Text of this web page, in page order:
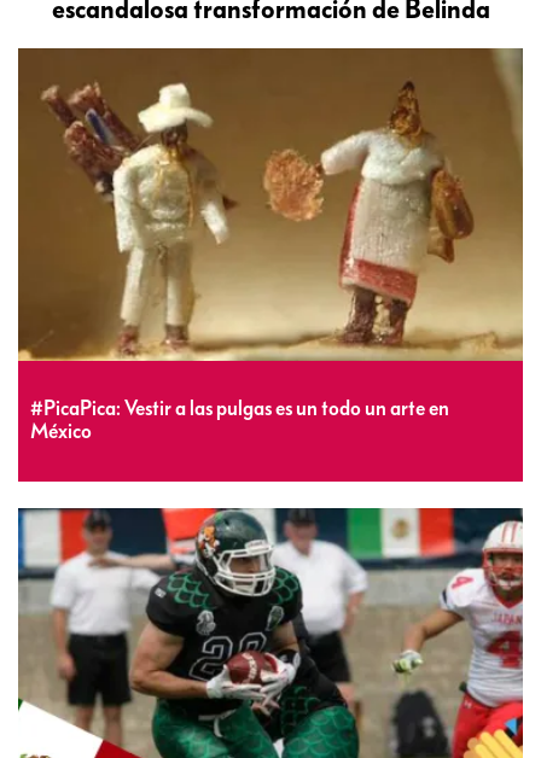
escandalosa transformación de Belinda
#PicaPica: Vestir a las pulgas es un todo un arte en
México